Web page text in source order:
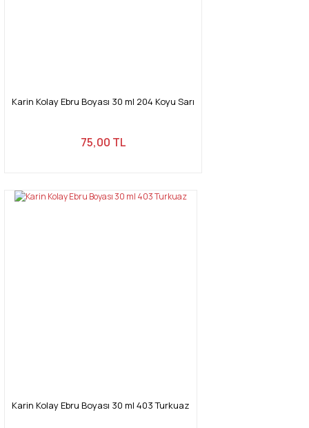
Karin Kolay Ebru Boyası 30 ml 204 Koyu Sarı
75,00 TL
Karin Kolay Ebru Boyası 30 ml 403 Turkuaz